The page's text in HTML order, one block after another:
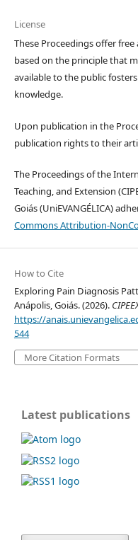
License
These Proceedings offer
based on the principle that
available to the public
knowledge.
Upon publication in the
publication rights to their
The Proceedings of the
Teaching, and Extension
Goiás (UniEVANGÉLICA)
Commons Attribution-
How to Cite
Exploring Pain Diagnosis
Anápolis, Goiás. (2026).
https://
544
More Citation Formats
Latest publications